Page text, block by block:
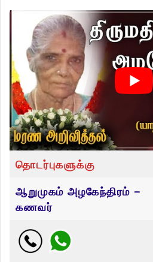
தொடர்புகளுக்கு
ஆறுமுகம் அழகேந்திரம் –
கணவர்